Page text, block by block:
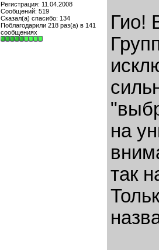
Регистрация: 11.04.2008
Сообщений: 519
Сказал(а) спасибо: 134
Поблагодарили 218 раз(а) в 141
сообщениях
Гио!
на
так